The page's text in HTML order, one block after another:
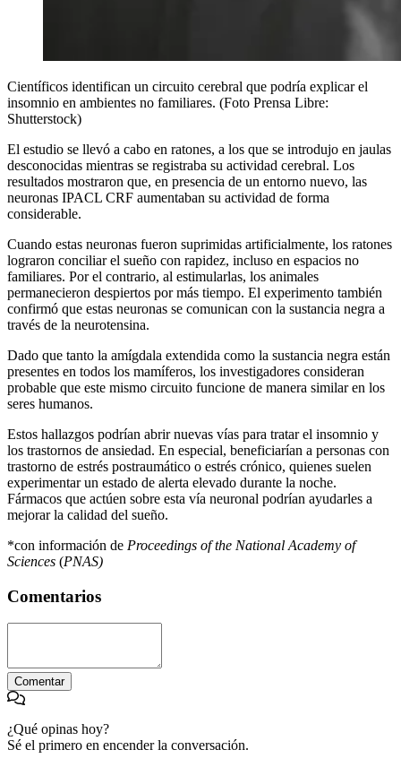
Científicos identifican un circuito cerebral que podría explicar el
insomnio en ambientes no familiares. (Foto Prensa Libre:
Shutterstock)
El estudio se llevó a cabo en ratones, a los que se introdujo en jaulas
desconocidas mientras se registraba su actividad cerebral. Los
resultados mostraron que, en presencia de un entorno nuevo, las
neuronas IPACL CRF aumentaban su actividad de forma
considerable.
Cuando estas neuronas fueron suprimidas artificialmente, los ratones
lograron conciliar el sueño con rapidez, incluso en espacios no
familiares. Por el contrario, al estimularlas, los animales
permanecieron despiertos por más tiempo. El experimento también
confirmó que estas neuronas se comunican con la sustancia negra a
través de la neurotensina.
Dado que tanto la amígdala extendida como la sustancia negra están
presentes en todos los mamíferos, los investigadores consideran
probable que este mismo circuito funcione de manera similar en los
seres humanos.
Estos hallazgos podrían abrir nuevas vías para tratar el insomnio y
los trastornos de ansiedad. En especial, beneficiarían a personas con
trastorno de estrés postraumático o estrés crónico, quienes suelen
experimentar un estado de alerta elevado durante la noche.
Fármacos que actúen sobre esta vía neuronal podrían ayudarles a
mejorar la calidad del sueño.
*con información de Proceedings of the National Academy of
Sciences (PNAS)
Comentarios
Comentar
¿Qué opinas hoy?
Sé el primero en encender la conversación.